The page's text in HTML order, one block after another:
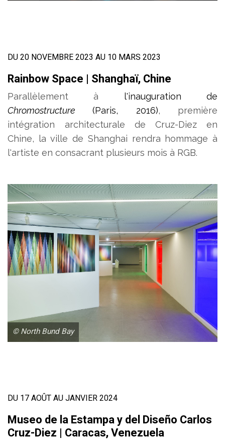
DU 20 NOVEMBRE 2023 AU 10 MARS 2023
Rainbow Space | Shanghaï, Chine
Parallèlement à
l'inauguration de
Chromostructure(Paris, 2016), première
intégration architecturale de Cruz-Diez en
Chine, la ville de Shanghai rendra hommage à
l'artiste en consacrant plusieurs mois à RGB.
© North Bund Bay
DU 17 AOÛT AU JANVIER 2024
Museo de la Estampa y del Diseño Carlos
Cruz-Diez | Caracas, Venezuela